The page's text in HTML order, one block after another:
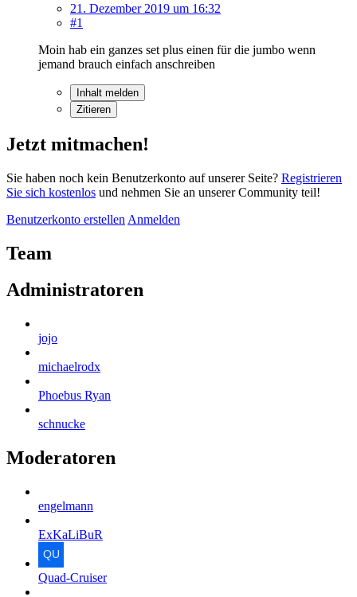
21. Dezember 2019 um 16:32
#1
Moin hab ein ganzes set plus einen für die jumbo wenn
jemand brauch einfach anschreiben
Inhalt melden
Zitieren
Jetzt mitmachen!
Sie haben noch kein Benutzerkonto auf unserer Seite? Registrieren
Sie sich kostenlos und nehmen Sie an unserer Community teil!
Benutzerkonto erstellen Anmelden
Team
Administratoren
jojo
michaelrodx
Phoebus Ryan
schnucke
Moderatoren
engelmann
ExKaLiBuR
Quad-Cruiser